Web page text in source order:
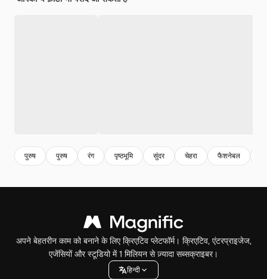
पुरुष पुरुष रंग पृष्ठभूमि सुंदर चेहरा फैशनेबल
अपने बेहतरीन काम को बनाने के लिए क्रिएटिव प्लेटफॉर्म। क्रिएटिव, एंटरप्राइजेज,
एजेंसियों और स्टूडियो में 1 मिलियन से ज़्यादा सब्सक्राइबर।
हिन्दी